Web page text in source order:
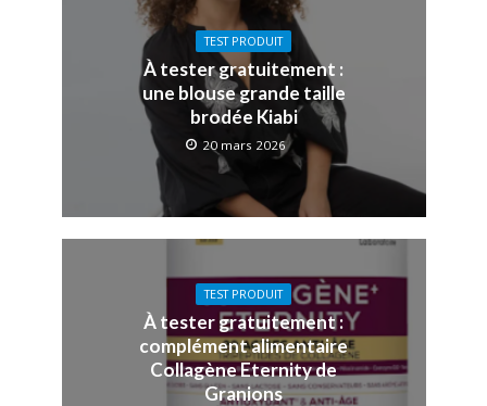
TEST PRODUIT
À tester gratuitement :
une blouse grande taille
brodée Kiabi
20 mars 2026
TEST PRODUIT
À tester gratuitement :
complément alimentaire
Collagène Eternity de
Granions